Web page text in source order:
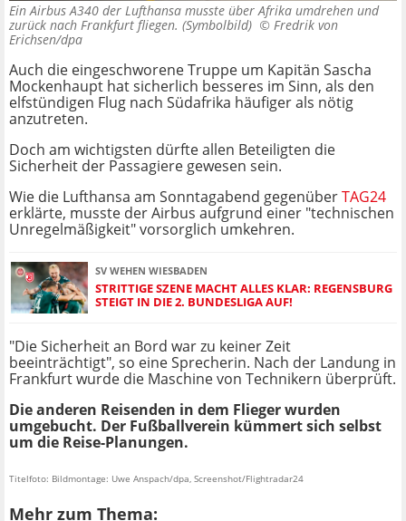
Ein Airbus A340 der Lufthansa musste über Afrika umdrehen und
zurück nach Frankfurt fliegen. (Symbolbild) © Fredrik von
Erichsen/dpa
Auch die eingeschworene Truppe um Kapitän Sascha
Mockenhaupt hat sicherlich besseres im Sinn, als den
elfstündigen Flug nach Südafrika häufiger als nötig
anzutreten.
Doch am wichtigsten dürfte allen Beteiligten die
Sicherheit der Passagiere gewesen sein.
Wie die Lufthansa am Sonntagabend gegenüberTAG24
erklärte, musste der Airbus aufgrund einer "technischen
Unregelmäßigkeit" vorsorglich umkehren.
SV WEHEN WIESBADEN
STRITTIGE SZENE MACHT ALLES KLAR: REGENSBURG
STEIGT IN DIE 2. BUNDESLIGA AUF!
"Die Sicherheit an Bord war zu keiner Zeit
beeinträchtigt", so eine Sprecherin. Nach der Landung in
Frankfurt wurde die Maschine von Technikern überprüft.
Die anderen Reisenden in dem Flieger wurden
umgebucht. Der Fußballverein kümmert sich selbst
um die Reise-Planungen.
Titelfoto: Bildmontage: Uwe Anspach/dpa, Screenshot/Flightradar24
Mehr zum Thema: